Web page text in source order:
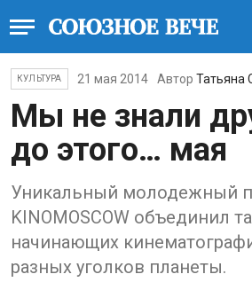
КУЛЬТУРА 21 мая 2014 Автор Татьяна
Мы не знали
до этого… мая
Уникальный молодежный
KINOMOSCOW объединил
начинающих
разных уголков планеты.